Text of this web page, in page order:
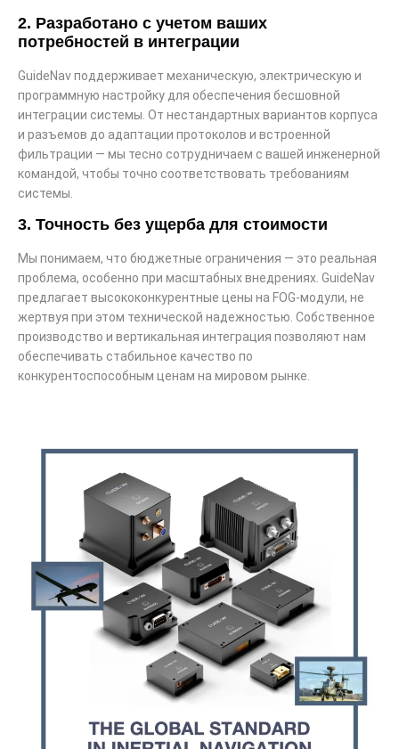
2. Разработано с учетом ваших
потребностей в интеграции
GuideNav поддерживает механическую, электрическую и
программную настройку для обеспечения бесшовной
интеграции системы. От нестандартных вариантов корпуса
и разъемов до адаптации протоколов и встроенной
фильтрации — мы тесно сотрудничаем с вашей инженерной
командой, чтобы точно соответствовать требованиям
системы.
3. Точность без ущерба для стоимости
Мы понимаем, что бюджетные ограничения — это реальная
проблема, особенно при масштабных внедрениях. GuideNav
предлагает высококонкурентные цены на FOG-модули, не
жертвуя при этом технической надежностью. Собственное
производство и вертикальная интеграция позволяют нам
обеспечивать стабильное качество по
конкурентоспособным ценам на мировом рынке.